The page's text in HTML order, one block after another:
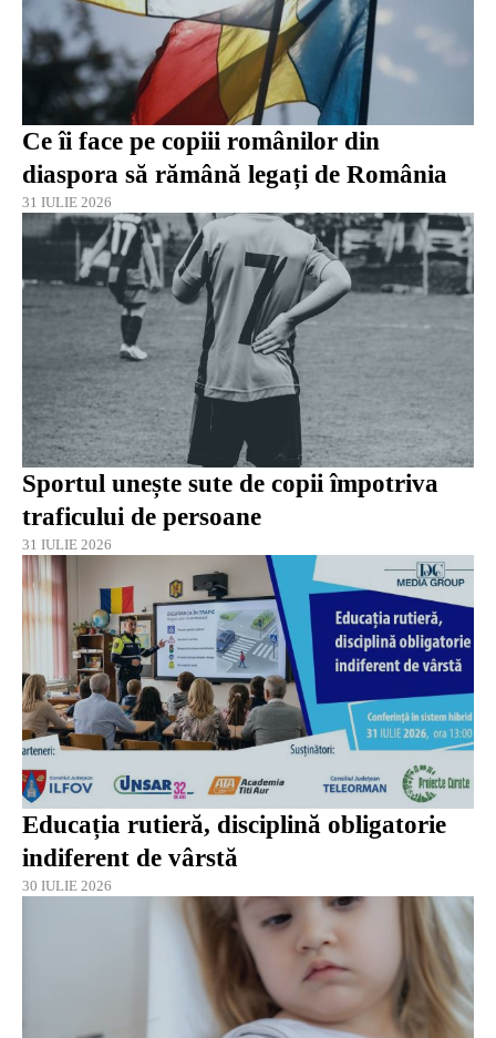
Ce îi face pe copiii românilor din
diaspora să rămână legați de România
31 IULIE 2026
Sportul unește sute de copii împotriva
traficului de persoane
31 IULIE 2026
Educația rutieră, disciplină obligatorie
indiferent de vârstă
30 IULIE 2026